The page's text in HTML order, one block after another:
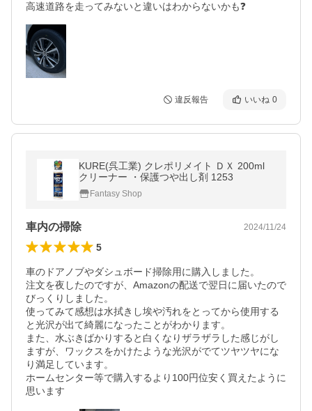
高速道路を走ってみないと違いはわからないかも❓
違反報告 いいね 0
KURE(呉工業) クレポリメイト ＤＸ 200ml
クリーナー ・保護つや出し剤 1253
Fantasy Shop
車内の掃除 2024/11/24
5
車のドアノブやダシュボード掃除用に購入しました。
注文を夜したのですが、Amazonの配送で翌日に届いたので
びっくりしました。
使ってみて感想は水拭きし埃や汚れをとってから使用する
と光沢が出て綺麗になったことがわかります。
また、水ぶきばかりすると白くなりザラザラした感じがし
ますが、ワックスをかけたような光沢がでてツヤツヤにな
り満足しています。
ホームセンター等で購入するより100円位安く買えたように
思います